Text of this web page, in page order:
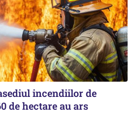
incendiilor de
de hectare au ars